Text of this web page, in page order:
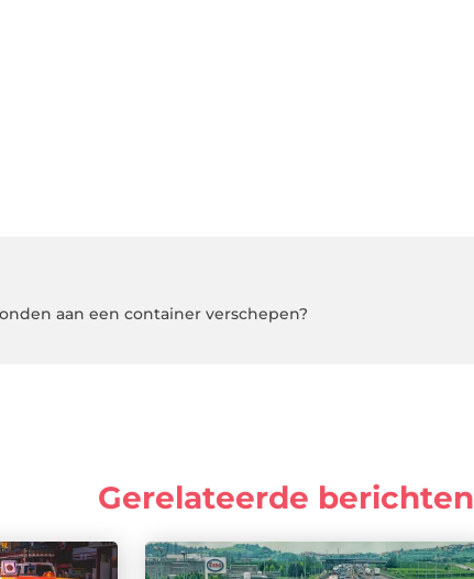
aan een container verschepen?
Gerelateerde berichten